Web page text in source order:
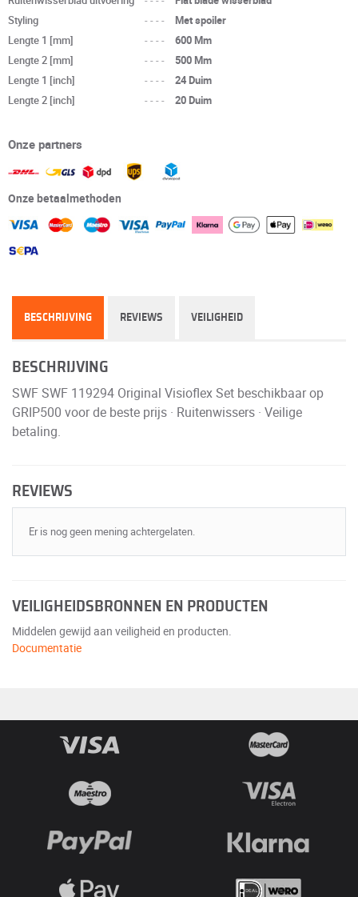
Styling
----
Met spoiler
Lengte 1 [mm]
----
600 Mm
Lengte 2 [mm]
----
500 Mm
Lengte 1 [inch]
----
24 Duim
Lengte 2 [inch]
---- 20 Duim
Onze partners
Onze betaalmethoden
BESCHRIJVING REVIEWS VEILIGHEID
BESCHRIJVING
SWF SWF 119294 Original Visioflex Set beschikbaar op
GRIP500 voor de beste prijs · Ruitenwissers · Veilige
betaling.
REVIEWS
Er is nog geen mening achtergelaten.
VEILIGHEIDSBRONNEN EN PRODUCTEN
Middelen gewijd aan veiligheid en producten.
Documentatie